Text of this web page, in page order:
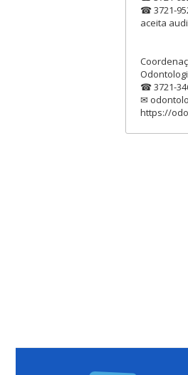
☎ 3721-
aceita
☎ 3721-
✉
https://